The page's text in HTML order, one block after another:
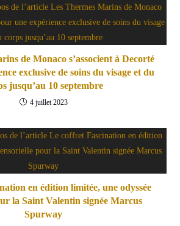
de Monaco s’associent à Decorté
exclusive de soins du visage et du
jusqu’au 10 septembre
4 juillet 2023
en édition limitée, une odyssée
la Saint Valentin signée Marcus
Spurway